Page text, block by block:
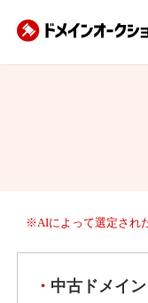
※AIによって選定され
中古ドメイン